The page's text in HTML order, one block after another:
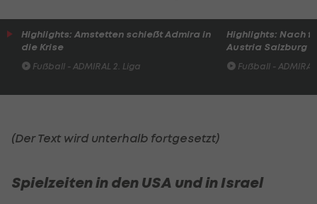
Highlights: Amstetten schießt Admira in
die Krise
Fußball - ADMIRAL 2. Liga
Highlights: Nach
Austria Salzburg
Fußball -
(Der Text wird unterhalb fortgesetzt)
Spielzeiten in den USA und in Israel